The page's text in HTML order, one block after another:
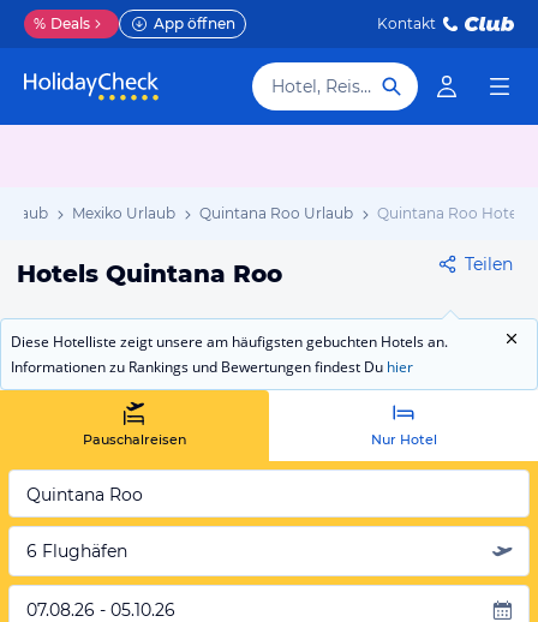
% Deals App öffnen Kontakt
Hotel, Reiseziel
Mexiko Urlaub Quintana Roo Urlaub Quintana Roo Hotels
Hotels Quintana Roo Teilen
Diese Hotelliste zeigt unsere am häufigsten gebuchten Hotels an.
Informationen zu Rankings und Bewertungen findest Du hier
Pauschalreisen Nur Hotel
Quintana Roo
6 Flughäfen
07.08.26 - 05.10.26